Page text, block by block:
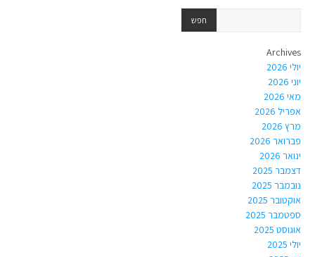
Archives
יולי 2026
יוני 2026
מאי 2026
אפריל 2026
מרץ 2026
פברואר 2026
ינואר 2026
דצמבר 2025
נובמבר 2025
אוקטובר 2025
ספטמבר 2025
אוגוסט 2025
יולי 2025